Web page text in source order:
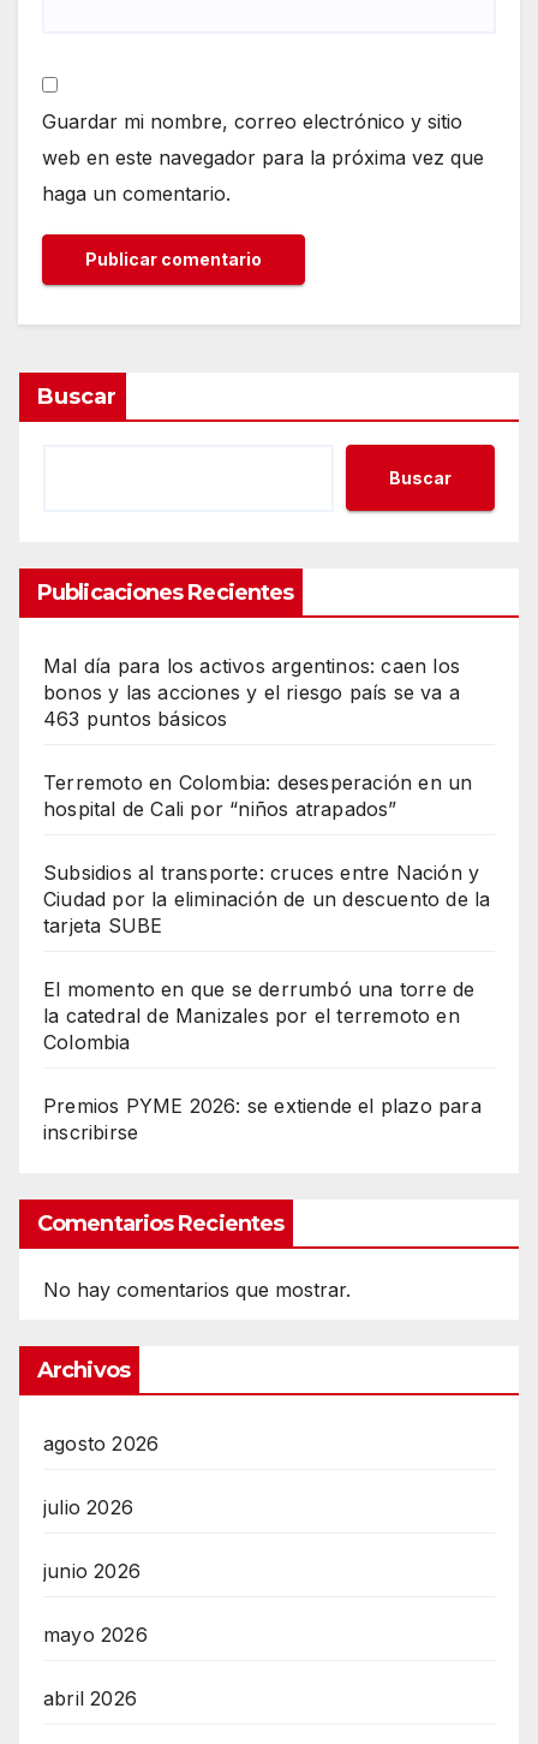
Guardar mi nombre, correo electrónico y sitio
web en este navegador para la próxima vez que
haga un comentario.
Buscar
Buscar
Publicaciones Recientes
Mal día para los activos argentinos: caen los
bonos y las acciones y el riesgo país se va a
463 puntos básicos
Terremoto en Colombia: desesperación en un
hospital de Cali por “niños atrapados”
Subsidios al transporte: cruces entre Nación y
Ciudad por la eliminación de un descuento de la
tarjeta SUBE
El momento en que se derrumbó una torre de
la catedral de Manizales por el terremoto en
Colombia
Premios PYME 2026: se extiende el plazo para
inscribirse
Comentarios Recientes
No hay comentarios que mostrar.
Archivos
agosto 2026
julio 2026
junio 2026
mayo 2026
abril 2026